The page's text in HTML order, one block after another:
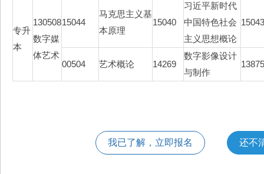
专升
本
130508
数字媒
体艺术
15044
马克思主义基
本原理
15040
习近平新时代
中国特色社会
主义思想概论
15043
00504 艺术概论 14269
数字影像设计
与制作
13875
我已了解，立即报名 还不